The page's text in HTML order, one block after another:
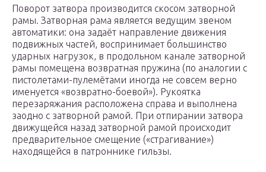
Поворот затвора производится скосом затворной
рамы. Затворная рама является ведущим звеном
автоматики: она задаёт направление движения
подвижных частей, воспринимает большинство
ударных нагрузок, в продольном канале затворной
рамы помещена возвратная пружина (по аналогии с
пистолетами-пулемётами иногда не совсем верно
именуется «возвратно-боевой»). Рукоятка
перезаряжания расположена справа и выполнена
заодно с затворной рамой. При отпирании затвора
движущейся назад затворной рамой происходит
предварительное смещение («страгивание»)
находящейся в патроннике гильзы.